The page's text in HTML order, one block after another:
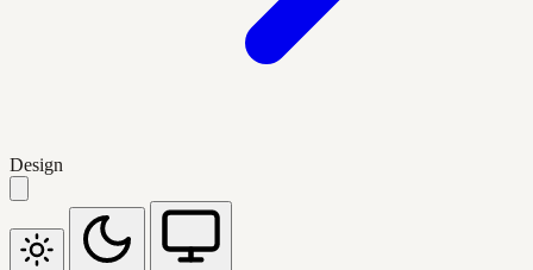
Design